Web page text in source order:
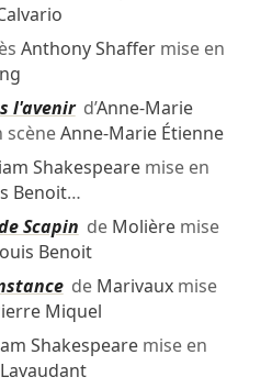
Anthony Shaffermise en
l'avenird’Anne-Marie
scèneAnne-Marie Étienne
Shakespearemise en
Benoit…
Scapin de Molièremise
Benoit
de Marivauxmise
Miquel
Shakespearemise en